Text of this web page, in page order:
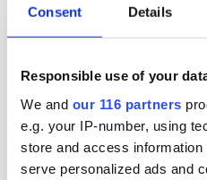
Consent Details
Responsible use of your
We and our 116 partners
e.g. your IP-number, using
store and access
serve personalized ads and
För första gången sedan
räkenskapsåret 2025.
Affärer Pr